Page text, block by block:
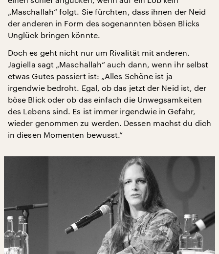
„Maschallah“ folgt. Sie fürchten, dass ihnen der Neid
der anderen in Form des sogenannten bösen Blicks
Unglück bringen könnte.
Doch es geht nicht nur um Rivalität mit anderen.
Jagiella sagt „Maschallah“ auch dann, wenn ihr selbst
etwas Gutes passiert ist: „Alles Schöne ist ja
irgendwie bedroht. Egal, ob das jetzt der Neid ist, der
böse Blick oder ob das einfach die Unwegsamkeiten
des Lebens sind. Es ist immer irgendwie in Gefahr,
wieder genommen zu werden. Dessen machst du dich
in diesen Momenten bewusst.“